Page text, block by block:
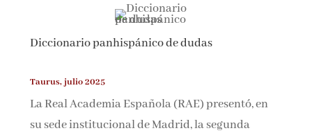
Diccionario panhispánico de dudas
Taurus, julio 2025
La Real Academia Española (RAE) presentó, en
su sede institucional de Madrid, la segunda
Únete a nuestra comunidad de amantes de la
Nombre*